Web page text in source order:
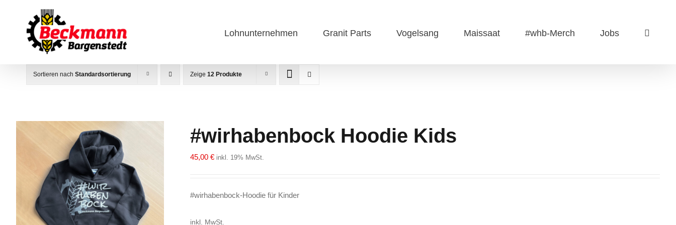
springen
Lohnunternehmen Granit Parts Vogelsang Maissaat #whb-Merch Jobs
Sortieren nach Standardsortierung Zeige 12 Produkte
#wirhabenbock Hoodie Kids
45,00 € inkl. 19% MwSt.
#wirhabenbock-Hoodie für Kinder
inkl. MwSt.